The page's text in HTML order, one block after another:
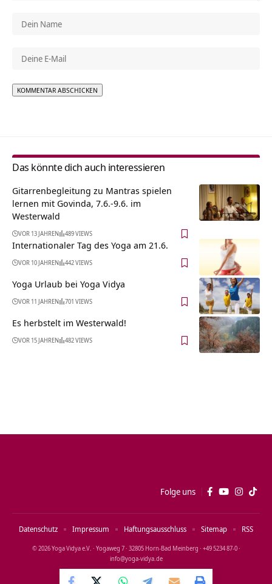
Das könnte dich auch interessieren
Gitarrenbegleitung zu Mantras spielen
lernen mit Govinda, 7.6.-9.6. im
Westerwald
VOR 13 JAHREN 489 VIEWS
Internationaler Tag des Yoga am 21.6.
VOR 10 JAHREN 442 VIEWS
Yoga Urlaub bei Yoga Vidya
VOR 11 JAHREN 701 VIEWS
Es herbstelt im Westerwald!
VOR 15 JAHREN 482 VIEWS
Folge uns
© 2026 Yoga Vidya e.V. · Yogaweg 7 · 32805 Horn‑Bad Meinberg · +49 5234 87‑0 ·
info@yoga‑vidya.de
Datenschutz Impressum Haftungsausschluss Sitemap RSS